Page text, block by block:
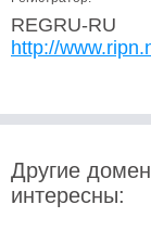
REGRU-RU
http://
Другие
интересны: